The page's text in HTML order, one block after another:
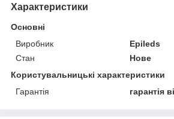
Характеристики
Основні
Виробник
Epileds
Стан
Нове
Користувальницькі характеристики
Гарантія
гарантія